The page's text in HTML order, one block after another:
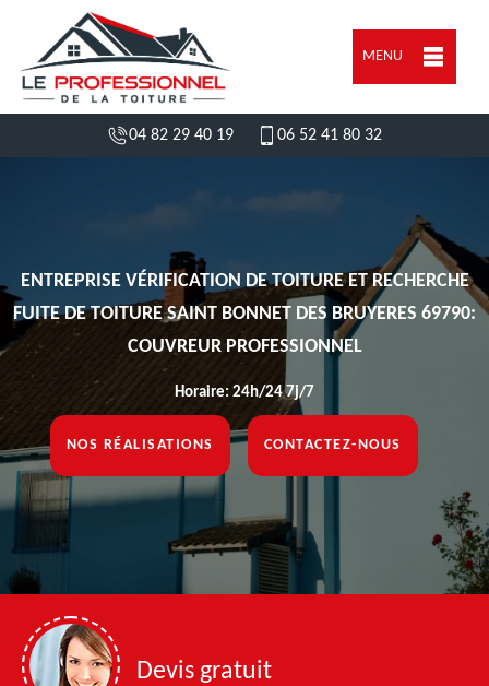
MENU
04 82 29 40 19 06 52 41 80 32
ENTREPRISE VÉRIFICATION DE TOITURE ET RECHERCHE
FUITE DE TOITURE SAINT BONNET DES BRUYERES 69790:
COUVREUR PROFESSIONNEL
Horaire: 24h/24 7j/7
NOS RÉALISATIONS CONTACTEZ-NOUS
Devis gratuit